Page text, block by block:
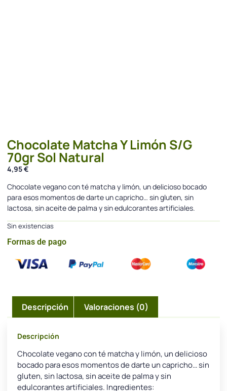
Chocolate Matcha Y Limón S/G
70gr Sol Natural
4,95€
Chocolate vegano con té matcha y limón, un delicioso bocado
para esos momentos de darte un capricho… sin gluten, sin
lactosa, sin aceite de palma y sin edulcorantes artificiales.
Sin existencias
Formas de pago
Descripción Valoraciones (0)
Descripción
Chocolate vegano con té matcha y limón, un delicioso
bocado para esos momentos de darte un capricho… sin
gluten, sin lactosa, sin aceite de palma y sin
edulcorantes artificiales. Ingredientes: